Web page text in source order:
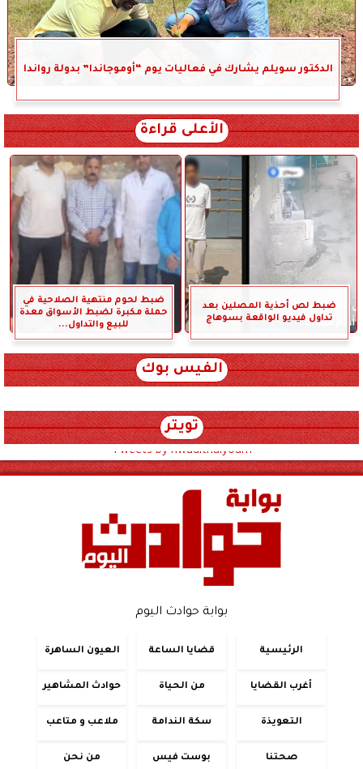
الدكتور سويلم يشارك في فعاليات يوم “أوموجاندا” بدولة رواندا
الأعلى قراءة
ضبط لص أحذية المصلين بعد
تداول فيديو الواقعة بسوهاج
ضبط لحوم منتهية الصلاحية في
حملة مكبرة لضبط الأسواق معدة
للبيع والتداول...
الفيس بوك
تويتر
Tweets by hwadithalyoum
بوابة حوادث اليوم
الرئيسية قضايا الساعة العيون الساهرة
أغرب القضايا من الحياة حوادث المشاهير
التعويذة سكة الندامة ملاعب و متاعب
صحتنا بوست فيس من نحن